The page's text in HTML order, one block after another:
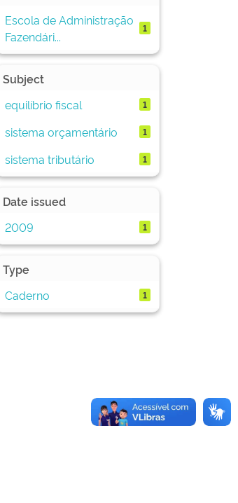
Escola de Administração
Fazendári...
1
Subject
equilíbrio fiscal
1
sistema orçamentário 1
sistema tributário 1
Date issued
2009
1
Type
Caderno
1